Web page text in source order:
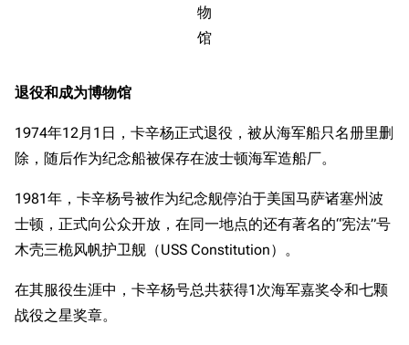
物
馆
退役和成为博物馆
1974年12月1日，卡辛杨正式退役，被从海军船只名册里删
除，随后作为纪念船被保存在波士顿海军造船厂。
1981年，卡辛杨号被作为纪念舰停泊于美国马萨诸塞州波
士顿，正式向公众开放，在同一地点的还有著名的“宪法”号
木壳三桅风帆护卫舰（USS Constitution）。
在其服役生涯中，卡辛杨号总共获得1次海军嘉奖令和七颗
战役之星奖章。